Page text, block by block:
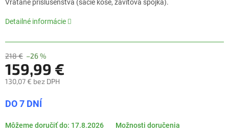
0,0
5
Vrátane príslušenstva (sacie koše, závitová spojka).
Detailné informácie
218 € –26 %
159,99 €
130,07 € bez DPH
cena:
DO 7 DNÍ
Môžeme doručiť do: 17.8.2026 Možnosti doručenia